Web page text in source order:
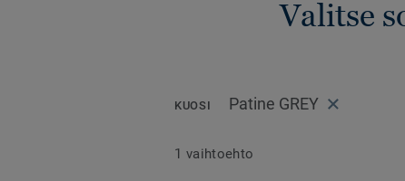
Valitse
KUOSI Patine GREY
1 vaihtoehto